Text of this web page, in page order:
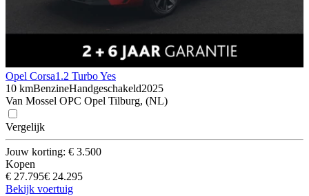
Opel Corsa1.2 Turbo Yes
10 kmBenzineHandgeschakeld2025
Van Mossel OPC Opel Tilburg, (NL)
Vergelijk
Jouw korting: € 3.500
Kopen
€ 27.795€ 24.295
Bekijk voertuig